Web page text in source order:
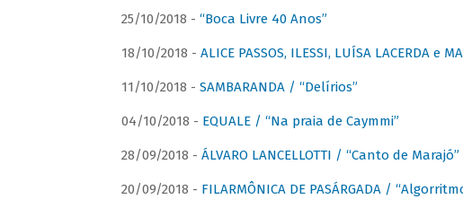
25/10/2018 - “Boca Livre 40 Anos”
18/10/2018 - ALICE PASSOS, ILESSI, LUÍSA LACERDA e
11/10/2018 - SAMBARANDA / “Delírios”
04/10/2018 - EQUALE / “Na praia de Caymmi”
28/09/2018 - ÁLVARO LANCELLOTTI / “Canto de Marajó”
20/09/2018 - FILARMÔNICA DE PASÁRGADA /